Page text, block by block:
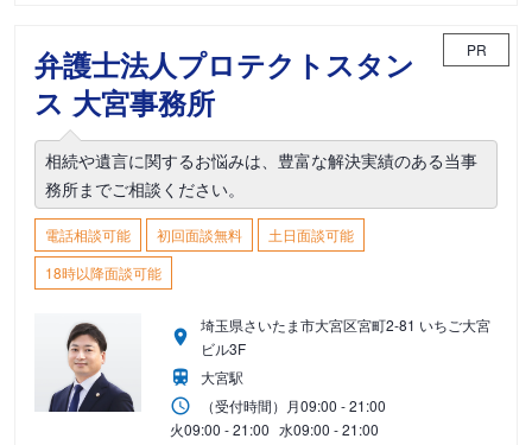
弁護士法人プロテクトスタン
ス 大宮事務所
PR
相続や遺言に関するお悩みは、豊富な解決実績のある当事
務所までご相談ください。
電話相談可能 初回面談無料
土日面談可能
18時以降面談可能
埼玉県さいたま市大宮区宮町2-81 いちご大宮
ビル3F
大宮駅
（受付時間） 月09:00 - 21:00
火09:00 - 21:00 水09:00 - 21:00